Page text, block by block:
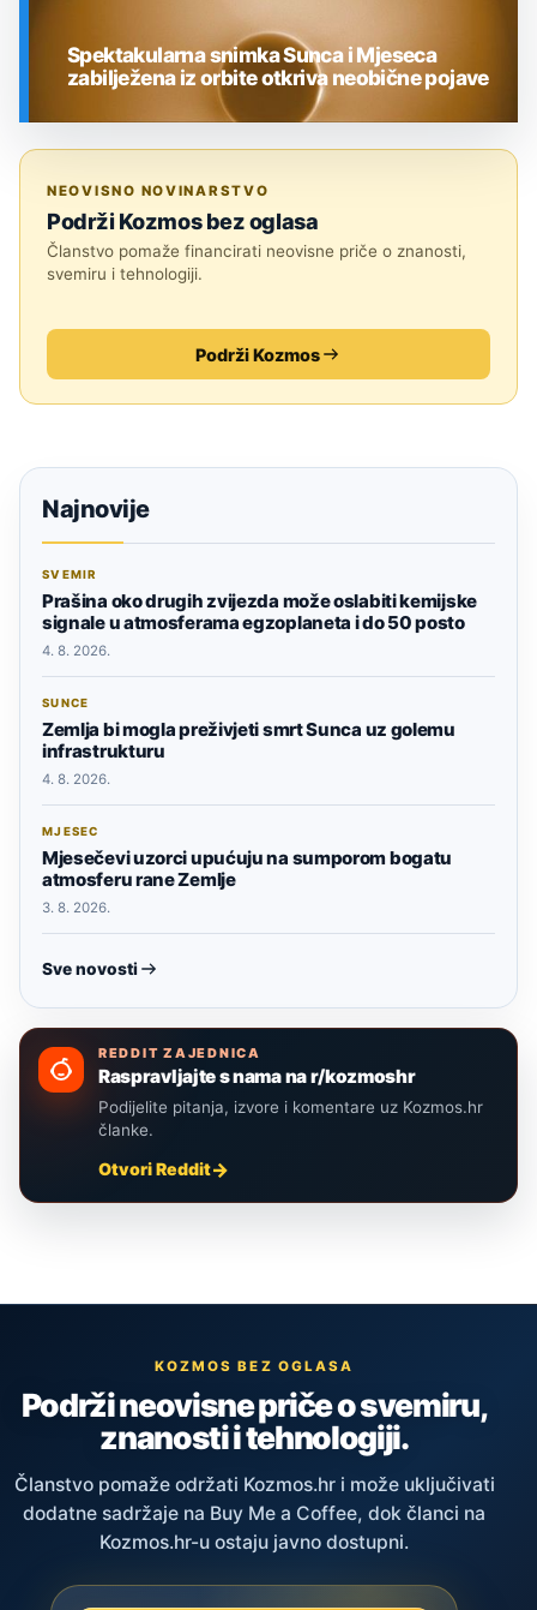
Spektakularna snimka Sunca i Mjeseca
zabilježena iz orbite otkriva neobične pojave
NEOVISNO NOVINARSTVO
Podrži Kozmos bez oglasa
Članstvo pomaže financirati neovisne priče o znanosti,
svemiru i tehnologiji.
Podrži Kozmos
Najnovije
SVEMIR
Prašina oko drugih zvijezda može oslabiti kemijske
signale u atmosferama egzoplaneta i do 50 posto
4. 8. 2026.
SUNCE
Zemlja bi mogla preživjeti smrt Sunca uz golemu
infrastrukturu
4. 8. 2026.
MJESEC
Mjesečevi uzorci upućuju na sumporom bogatu
atmosferu rane Zemlje
3. 8. 2026.
Sve novosti
REDDIT ZAJEDNICA
Raspravljajte s nama na r/kozmoshr
Podijelite pitanja, izvore i komentare uz Kozmos.hr
članke.
Otvori Reddit
KOZMOS BEZ OGLASA
Podrži neovisne priče o svemiru,
znanosti i tehnologiji.
Članstvo pomaže održati Kozmos.hr i može uključivati
dodatne sadržaje na Buy Me a Coffee, dok članci na
Kozmos.hr-u ostaju javno dostupni.